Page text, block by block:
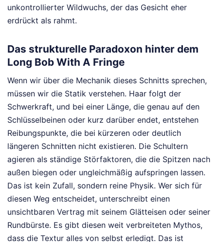
unkontrollierter Wildwuchs, der das Gesicht eher
erdrückt als rahmt.
Das strukturelle Paradoxon hinter dem
Long Bob With A Fringe
Wenn wir über die Mechanik dieses Schnitts sprechen,
müssen wir die Statik verstehen. Haar folgt der
Schwerkraft, und bei einer Länge, die genau auf den
Schlüsselbeinen oder kurz darüber endet, entstehen
Reibungspunkte, die bei kürzeren oder deutlich
längeren Schnitten nicht existieren. Die Schultern
agieren als ständige Störfaktoren, die die Spitzen nach
außen biegen oder ungleichmäßig aufspringen lassen.
Das ist kein Zufall, sondern reine Physik. Wer sich für
diesen Weg entscheidet, unterschreibt einen
unsichtbaren Vertrag mit seinem Glätteisen oder seiner
Rundbürste. Es gibt diesen weit verbreiteten Mythos,
dass die Textur alles von selbst erledigt. Das ist